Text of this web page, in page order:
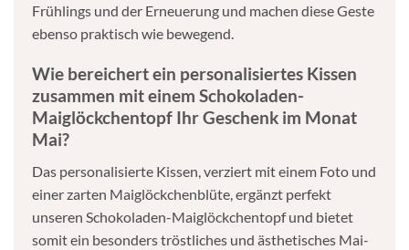
Frühlings und der Erneuerung und machen diese Geste
ebenso praktisch wie bewegend.
Wie bereichert ein personalisiertes Kissen
zusammen mit einem Schokoladen-
Maiglöckchentopf Ihr Geschenk im Monat
Mai?
Das personalisierte Kissen, verziert mit einem Foto und
einer zarten Maiglöckchenblüte, ergänzt perfekt
unseren Schokoladen-Maiglöckchentopf und bietet
somit ein besonders tröstliches und ästhetisches Mai-